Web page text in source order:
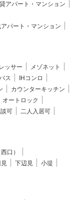
アパート・マンション
パート・マンション
ッサー
メゾネット
ス
IHコンロ
カウンターキッチン
オートロック
可
二人入居可
口）
見 下辺見
小堤